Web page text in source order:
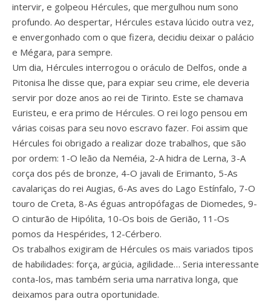
intervir, e golpeou Hércules, que mergulhou num sono
profundo. Ao despertar, Hércules estava lúcido outra vez,
e envergonhado com o que fizera, decidiu deixar o palácio
e Mégara, para sempre.
Um dia, Hércules interrogou o oráculo de Delfos, onde a
Pitonisa lhe disse que, para expiar seu crime, ele deveria
servir por doze anos ao rei de Tirinto. Este se chamava
Euristeu, e era primo de Hércules. O rei logo pensou em
várias coisas para seu novo escravo fazer. Foi assim que
Hércules foi obrigado a realizar doze trabalhos, que são
por ordem: 1-O leão da Neméia, 2-A hidra de Lerna, 3-A
corça dos pés de bronze, 4-O javali de Erimanto, 5-As
cavalariças do rei Augias, 6-As aves do Lago Estínfalo, 7-O
touro de Creta, 8-As éguas antropófagas de Diomedes, 9-
O cinturão de Hipólita, 10-Os bois de Gerião, 11-Os
pomos da Hespérides, 12-Cérbero.
Os trabalhos exigiram de Hércules os mais variados tipos
de habilidades: força, argúcia, agilidade… Seria interessante
conta-los, mas também seria uma narrativa longa, que
deixamos para outra oportunidade.